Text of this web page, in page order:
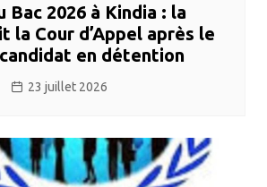
Bac 2026 à Kindia : la
la Cour d’Appel après le
candidat en détention
23 juillet 2026